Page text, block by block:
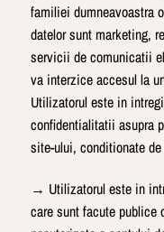
familiei dumneavoastra
datelor sunt marketing,
servicii de comunicatii
va interzice accesul la
Utilizatorul este in
confidentialitatii asupra
site-ului, conditionate de
→ Utilizatorul este in
care sunt facute publice